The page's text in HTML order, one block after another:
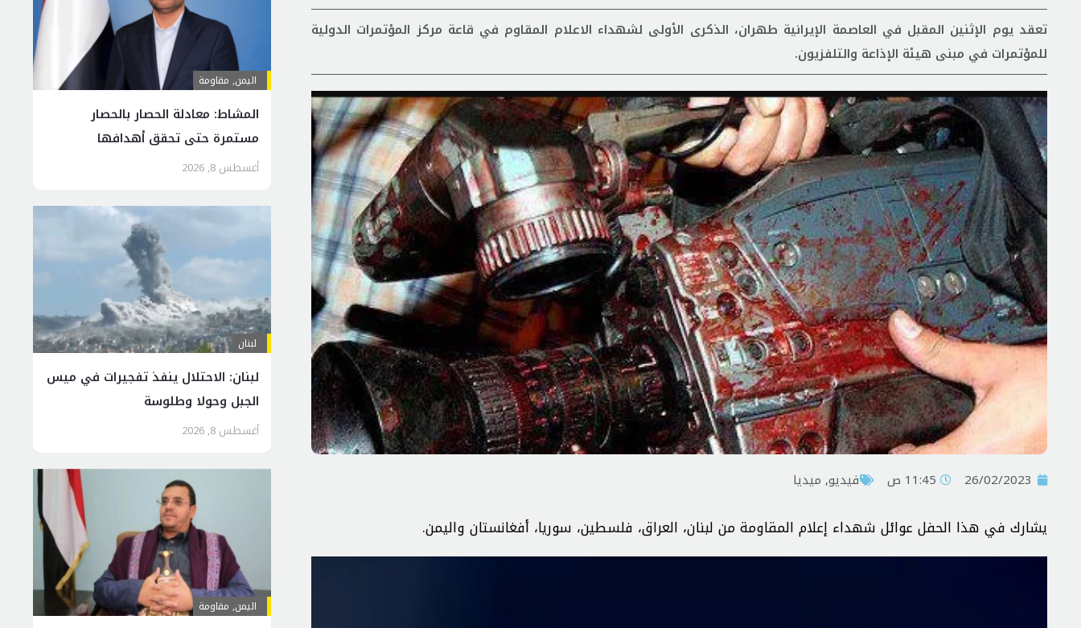
تعقد يوم الإثنين المقبل في العاصمة الإيرانية طهران، الذكرى الأولى لشهداء الاعلام المقاوم في قاعة مركز المؤتمرات الدولية
للمؤتمرات في مبنى هيئة الإذاعة والتلفزيون.
26/02/2023 11:45 ص فیدیو, ميديا
يشارك في هذا الحفل عوائل شهداء إعلام المقاومة من لبنان، العراق، فلسطين، سوريا، أفغانستان واليمن.
مشغل
اليمن, مقاومة
المشاط: معادلة الحصار بالحصار
مستمرة حتى تحقق أهدافها
أغسطس 8, 2026
لبنان
لبنان: الاحتلال ينفذ تفجيرات في ميس
الجبل وحولا وطلوسة
أغسطس 8, 2026
اليمن, مقاومة